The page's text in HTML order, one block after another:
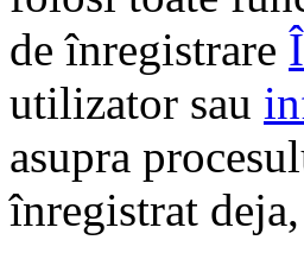
de înregistrare
utilizator sau
asupra
înregistrat